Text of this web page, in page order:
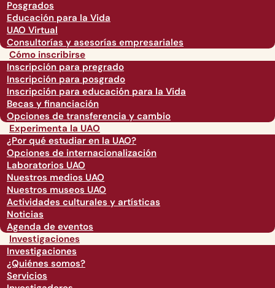
Posgrados
Educación para la Vida
UAO Virtual
Consultorías y asesorías empresariales
Cómo inscribirse
Inscripción para pregrado
Inscripción para posgrado
Inscripción para educación para la Vida
Becas y financiación
Opciones de transferencia y cambio
Experimenta la UAO
¿Por qué estudiar en la UAO?
Opciones de internacionalización
Laboratorios UAO
Nuestros medios UAO
Nuestros museos UAO
Actividades culturales y artísticas
Noticias
Agenda de eventos
Investigaciones
Investigaciones
¿Quiénes somos?
Servicios